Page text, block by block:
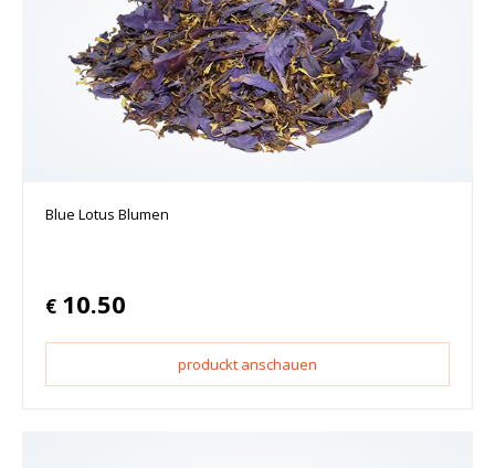
Blue Lotus Blumen
€ 10.50
produckt anschauen